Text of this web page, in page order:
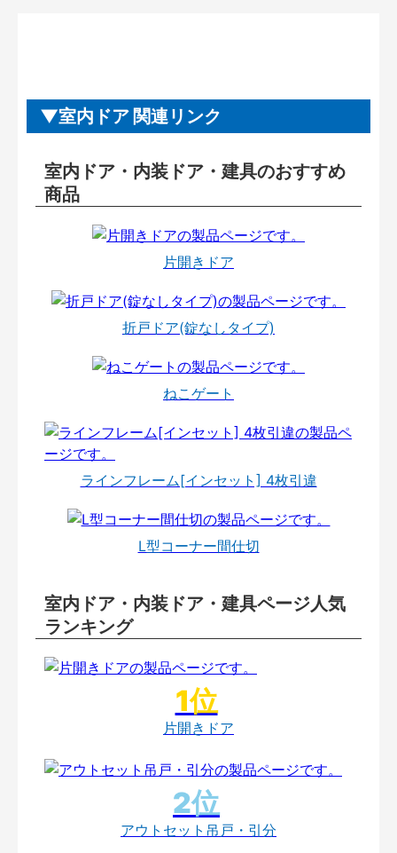
室内ドア 関連リンク
室内ドア・内装ドア・建具のおすすめ
商品
片開きドア
折戸ドア(錠なしタイプ)
ねこゲート
ラインフレーム[インセット] 4枚引違
L型コーナー間仕切
室内ドア・内装ドア・建具ページ人気
ランキング
片開きドア
アウトセット吊戸・引分